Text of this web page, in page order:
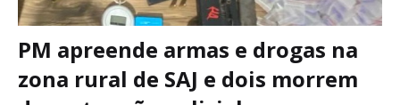
PM apreende armas e drogas na
zona rural de SAJ e dois morrem